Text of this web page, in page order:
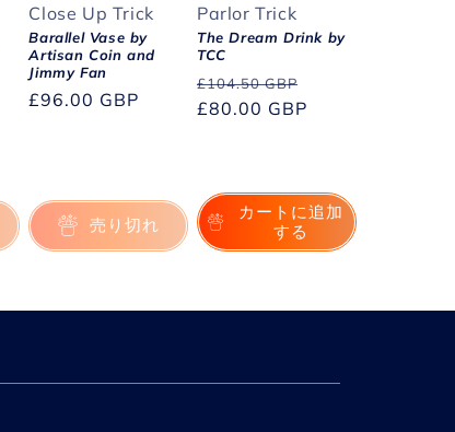
Close Up Trick
Barallel Vase by
Artisan Coin and
Jimmy Fan
通
£96.00 GBP
売り切れ
Parlor Trick
The Dream Drink by
TCC
通
常
£104.50 GBP
£80.00 GBP
カートに追加
する